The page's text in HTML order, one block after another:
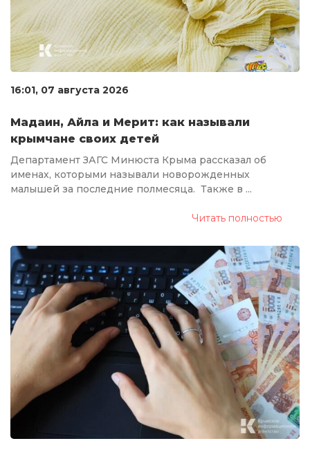
16:01, 07 августа 2026
Мадаин, Айла и Мерит: как называли
крымчане своих детей
Департамент ЗАГС Минюста Крыма рассказал об
именах, которыми называли новорожденных
малышей за последние полмесяца. Также в ...
Читать полностью